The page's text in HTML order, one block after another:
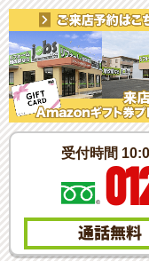
受付時間
通話無料